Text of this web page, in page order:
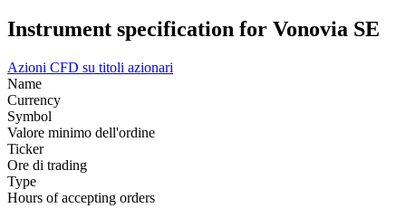
Instrument specification for Vonovia SE
Azioni CFD su titoli azionari
Name
Currency
Symbol
Valore minimo dell'ordine
Ticker
Ore di trading
Type
Hours of accepting orders